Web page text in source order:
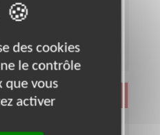
Rhône
:une après-midi par
ou par mois
des cookies
le contrôle
que vous
activer